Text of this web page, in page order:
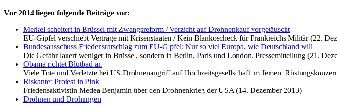
Vor 2014 liegen folgende Beiträge vor:
Merkel scheitert in Brüssel mit Zwangsreform / Verzicht auf Drohnenkauf vorgetäuscht
EU-Gipfel verschiebt Verträge mit Krisenstaaten / Kein Blankoscheck für Frankreichs Militär (22.
Bundesausschuss Friedensratschlag zum EU-Gipfel: Nur so viel Europa, wie Deutschland will
Die Gefahr lauert weniger in Brüssel, sondern in Berlin, Paris und London. Pressemitteilung (21.
Obama richtet Blutbad an
Viele Tote und Verletzte bei US-Drohnenangriff auf Hochzeitsgesellschaft im Jemen.
Riskanter Protest in Pink
Friedensaktivistin Medea Benjamin über den Drohnenkrieg der USA (14. Dezember 2013)
Drohnen und Drohungen